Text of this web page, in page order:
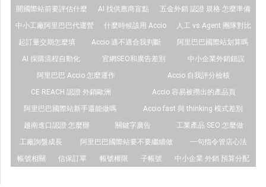
開國際站前要評估什麼
AI 找供應商盲點
五金外銷 認證 規格 怎麼準備
中小工廠阿里巴巴代運營
什麼時候該用 Accio
人工 vs Agent 團隊對比
起訂量交期怎麼填
Accio 適不適合我判斷
阿里巴巴國際站划算嗎
AI 採購流程自動化
官網SEO和廣告差別
中小企業外銷錯誤
阿里巴巴 Accio 怎麼運作
Accio 自我評分檢核
CE REACH 認證 外銷歐洲
Accio 容易被撈出的產品頁
阿里巴巴國際站新手還能做嗎
Accio fast 與 thinking 模式差別
越南進口認證 怎麼辦
關鍵字廣告
工業產品 SEO 怎麼做
工廠詢盤成長
阿里巴巴國際站要不要繼續做
一句指令管店心法
帳號相關
信保訂單 帳號權限 子帳號 中小企業 外銷 預算分配